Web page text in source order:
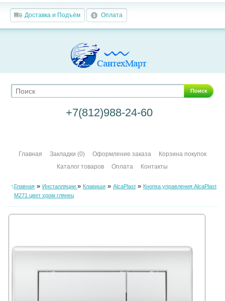
Доставка и Подъём Оплата
Поиск
+7(812)988-24-60
Главная Закладки (0) Оформление заказа
Корзина покупок
Каталог товаров
Оплата Контакты
Главная» Инсталляции » Клавиши» AlcaPlast» Кнопка управления AlcaPlast
M271 цвет хром глянец